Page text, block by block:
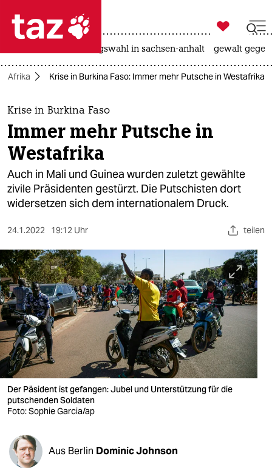
 taz zahl ich
taz zahl ich
themen
politik
öko
gesellschaft
sport
berlin
nord
wahrheit
verlag
verlag
veranstaltungen
fragen & hilfe

taz zahl ich
landtagswahl in sachsen-anhalt gewalt
Afrika Krise in Burkina Faso: Immer mehr Putsche in Westafrika
Krise in Burkina Faso
Immer mehr Putsche in
Westafrika
Auch in Mali und Guinea wurden zuletzt gewählte
zivile Präsidenten gestürzt. Die Putschisten dort
widersetzen sich dem internationalem Druck.
24.1.2022 19:12 Uhr teilen
Der Päsident ist gefangen: Jubel und Unterstützung für die
putschenden Soldaten
Foto: Sophie Garcia/ap
Aus Berlin Dominic Johnson